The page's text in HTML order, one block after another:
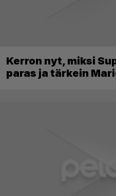
Kerron nyt, miksi
paras ja tärkein